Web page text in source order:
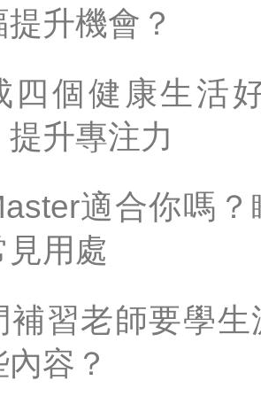
提升機會？
四個健康生活
提升專注力
適合你嗎
見用處
補習老師要學
容？